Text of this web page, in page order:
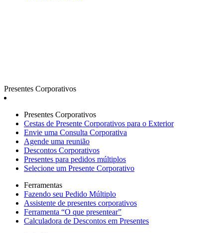
Presentes Corporativos
Presentes Corporativos
Cestas de Presente Corporativos para o Exterior
Envie uma Consulta Corporativa
Agende uma reunião
Descontos Corporativos
Presentes para pedidos múltiplos
Selecione um Presente Corporativo
Ferramentas
Fazendo seu Pedido Múltiplo
Assistente de presentes corporativos
Ferramenta “O que presentear”
Calculadora de Descontos em Presentes